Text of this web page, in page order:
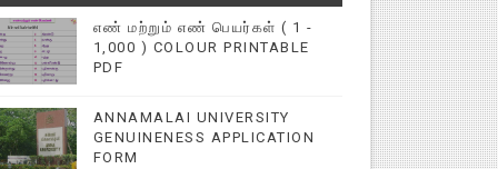
எண் மற்றும் எண் பெயர்கள் ( 1 -
1,000 ) COLOUR PRINTABLE
PDF
ANNAMALAI UNIVERSITY
GENUINENESS APPLICATION
FORM